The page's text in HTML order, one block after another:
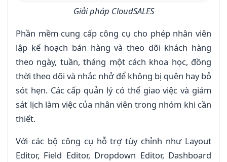
Giải pháp CloudSALES
Phần mềm cung cấp công cụ cho phép nhân viên
lập kế hoạch bán hàng và theo dõi khách hàng
theo ngày, tuần, tháng một cách khoa học, đồng
thời theo dõi và nhắc nhở để không bị quên hay bỏ
sót hẹn. Các cấp quản lý có thể giao việc và giám
sát lịch làm việc của nhân viên trong nhóm khi cần
thiết.
Với các bộ công cụ hỗ trợ tùy chỉnh như Layout
Editor, Field Editor, Dropdown Editor, Dashboard